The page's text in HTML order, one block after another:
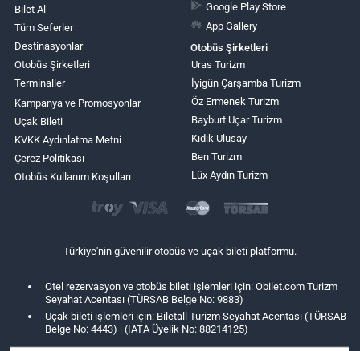
Bilet Al
Tüm Seferler
Destinasyonlar
Otobüs Şirketleri
Terminaller
Kampanya ve Promosyonlar
Uçak Bileti
KVKK Aydınlatma Metni
Çerez Politikası
Otobüs Kullanım Koşulları
Google Play Store
App Gallery
Otobüs Şirketleri
Uras Turizm
İyigün Çarşamba Turizm
Öz Ermenek Turizm
Bayburt Uçar Turizm
Kıdık Ulusay
Ben Turizm
Lüx Aydın Turizm
Türkiye'nin güvenilir otobüs ve uçak bileti platformu.
Otel rezervasyon ve otobüs bileti işlemleri için: Obilet.com Turizm
Seyahat Acentası (TÜRSAB Belge No: 9883)
Uçak bileti işlemleri için: Biletall Turizm Seyahat Acentası (TÜRSAB
Belge No: 4443) | (IATA Üyelik No: 88214125)